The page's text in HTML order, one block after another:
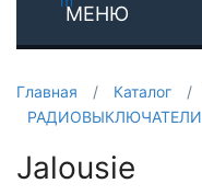
МЕНЮ
Главная / Каталог /
РАДИОВЫКЛЮЧАТЕЛИ
Jalousie